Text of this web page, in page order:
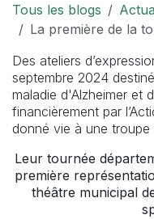
Tous les blogs
La première de la
Des ateliers
septembre 2024
maladie d'Alzheimer et
financièrement par
donné vie à une
Leur tournée
première
théâtre municipal